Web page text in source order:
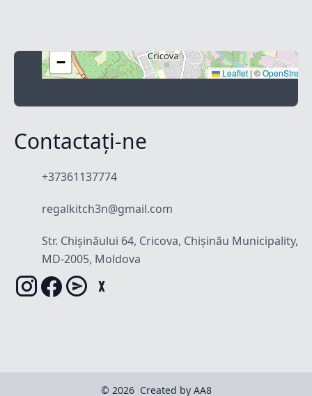
−
Leaflet | ©
Contactați-ne
+37361137774
regalkitch3n@gmail.com
Str. Chișinăului 64, Cricova, Chișinău Municipality,
MD-2005, Moldova
© 2026 Created by AA8